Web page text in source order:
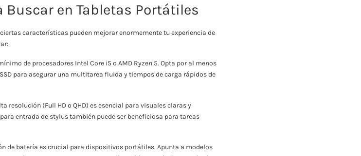
en Tabletas Portátiles
características pueden mejorar enormemente tu experiencia de
de procesadores Intel Core i5 o AMD Ryzen 5. Opta por al menos
para asegurar una multitarea fluida y tiempos de carga rápidos de
resolución (Full HD o QHD) es esencial para visuales claras y
entrada de stylus también puede ser beneficiosa para tareas
de batería es crucial para dispositivos portátiles. Apunta a modelos